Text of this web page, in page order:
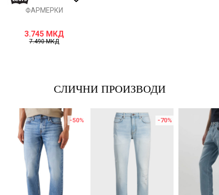
ФАРМЕРКИ
3.745 МКД
7.490МКД
СЛИЧНИ ПРОИЗВОДИ
-50% -70%